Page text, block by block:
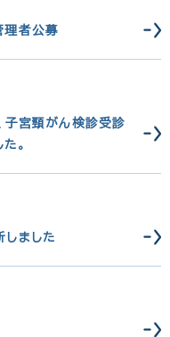
理者公募
子宮頸がん検診受診
。
ました